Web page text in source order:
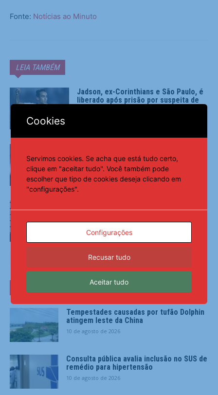
Fonte: Notícias ao Minuto
LEIA TAMBÉM
Esportes
Jadson, ex-Corinthians e São Paulo, é
liberado após prisão por suspeita de
Esportes
tirar Martinelli da Premier League
Flamengo
Tempestades causadas por tufão Dolphin
atingem leste da China
10 de agosto de 2026
Consulta pública avalia inclusão no SUS de
remédio para hipertensão
10 de agosto de 2026
Cookies
Servimos cookies. Se acha que está tudo certo,
clique em "aceitar tudo". Você também pode
escolher que tipo de cookies deseja clicando em
"configurações".
Configurações
Recusar tudo
Aceitar tudo